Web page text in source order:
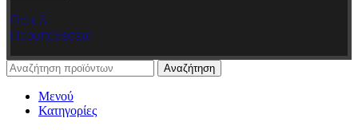
Όροι &
Προϋποθέσεις
Αναζήτηση
Μενού
Κατηγορίες